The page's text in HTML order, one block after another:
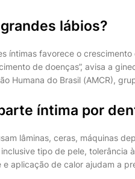
lábios?
íntimas favorece o
de doenças”, avisa a
Humana do Brasil (AMCR),
íntima por
lâminas, ceras, máquinas
tipo de pele, tolerância
e aplicação de calor ajudam a